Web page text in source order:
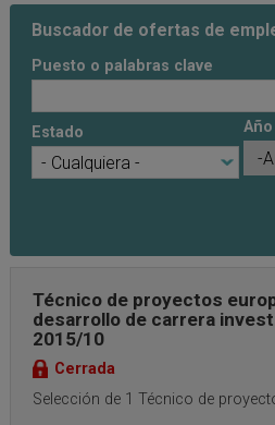
Buscador de ofertas de
Puesto o palabras clave
Estado
Año
Año
Año
Técnico de proyectos
desarrollo de carrera
2015/10
Cerrada
Selección de 1 Técnico de